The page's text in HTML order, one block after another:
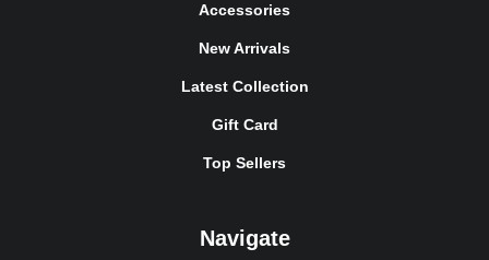
Accessories
New Arrivals
Latest Collection
Gift Card
Top Sellers
Navigate